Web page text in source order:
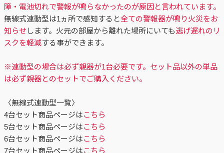
障・電池切れで警報が鳴らなかったのが原因と言われています。
無線式連動型は1ヵ所で感知すると全ての警報器が鳴り火災をお
知らせ します。火元の部屋から離れた場所にいても逃げ遅れのリ
スクを軽減する事ができます。
※連動型の場合は必ず親器が1台必要です。セット品以外の単品
は必ず親器とのセットでご購入ください。
〈無線式連動型一覧〉
4台セット商品ページはこちら
5台セット商品ページはこちら
6台セット商品ページはこちら
7台セット商品ページはこちら